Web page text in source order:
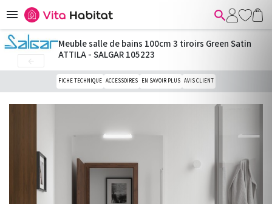
 
Meuble salle de bains 100cm 3 tiroirs Green Satin
ATTILA - SALGAR 105223
FICHE TECHNIQUE ACCESSOIRES EN SAVOIR PLUS AVIS CLIENT